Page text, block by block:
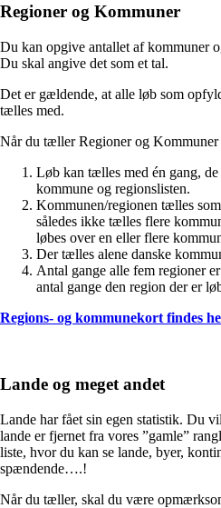
Regioner og Kommuner
Du kan opgive antallet af kommuner
Du skal angive det som et tal.
Det er gældende, at alle løb som
tælles med.
Når du tæller Regioner og
Løb kan tælles med én gang,
kommune og regionslisten.
Kommunen/regionen tælles
således ikke tælles flere
løbes over en eller flere
Der tælles alene danske
Antal gange alle fem regioner
antal gange den region der er
Regions- og kommunekort findes
Lande og meget andet
Lande har fået sin egen statistik. Du
lande er fjernet fra vores ”gamle”
liste, hvor du kan se lande, byer,
spændende….!
Når du tæller, skal du være